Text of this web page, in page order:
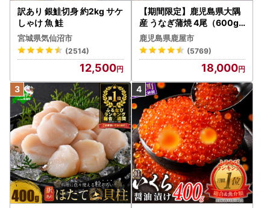
訳あり 銀鮭切身 約2kg サケ
しゃけ 魚 鮭
宮城県気仙沼市
(2514)
12,500
【期間限定】鹿児島県大隅
産 うなぎ蒲焼 4尾（600g
） KN007-004-04-cp18
うなぎ 鰻 魚 惣菜 総菜
鹿児島県鹿屋市
(5769)
18,000